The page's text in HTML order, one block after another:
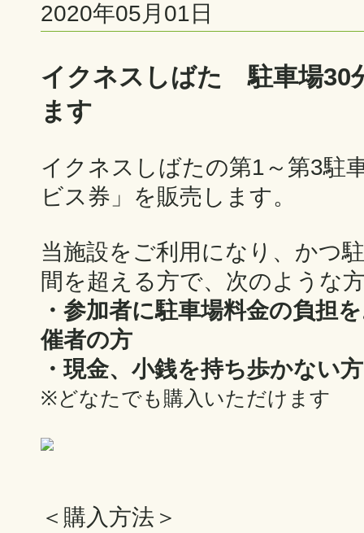
2020年05月01日
イクネスしばた 駐車場30
ます
イクネスしばたの第1～第3駐
ビス券」を販売します。
当施設をご利用になり、かつ
間を超える方で、次のような
・参加者に駐車場料金の負担
催者の方
・現金、小銭を持ち歩かない方
※どなたでも購入いただけます
＜購入方法＞